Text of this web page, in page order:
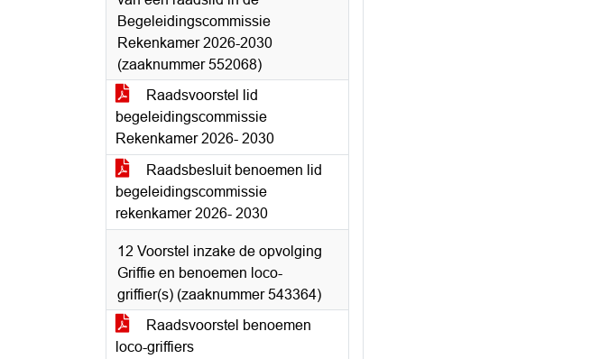
Begeleidingscommissie
Rekenkamer 2026-2030
(zaaknummer 552068)
Raadsvoorstel lid
begeleidingscommissie
Rekenkamer 2026- 2030
Raadsbesluit benoemen lid
begeleidingscommissie
rekenkamer 2026- 2030
12 Voorstel inzake de opvolging
Griffie en benoemen loco-
griffier(s) (zaaknummer 543364)
Raadsvoorstel benoemen
loco-griffiers